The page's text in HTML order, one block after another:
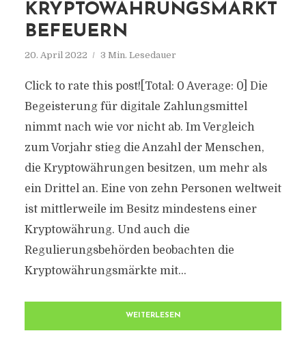
KRYPTOWÄHRUNGSMARKT
BEFEUERN
20. April 2022 3 Min. Lesedauer
Click to rate this post![Total: 0 Average: 0] Die
Begeisterung für digitale Zahlungsmittel
nimmt nach wie vor nicht ab. Im Vergleich
zum Vorjahr stieg die Anzahl der Menschen,
die Kryptowährungen besitzen, um mehr als
ein Drittel an. Eine von zehn Personen weltweit
ist mittlerweile im Besitz mindestens einer
Kryptowährung. Und auch die
Regulierungsbehörden beobachten die
Kryptowährungsmärkte mit...
WEITERLESEN